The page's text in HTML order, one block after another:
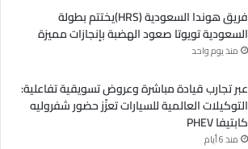
فريق هوندا السعودية (HRS)يختتم بطولة
السعودية تويوتا صعود الهضبة بإنجازات مميزة
منذ يوم واحد
عبر تجارب قيادة مباشرة وعروض تسويقية تفاعلية:
التوكيلات العالمية للسيارات تعزّز حضور شفروليه
كابتيفا PHEV
منذ 6 أيام